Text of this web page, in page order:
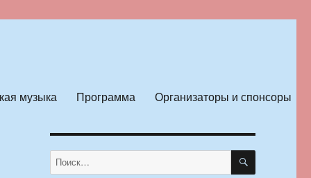
музыка Программа Организаторы и спонсоры
Искать: ПОИСК